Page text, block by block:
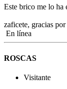
Este brico me lo ha
zaficete, gracias
En línea
ROSCAS
Visitante